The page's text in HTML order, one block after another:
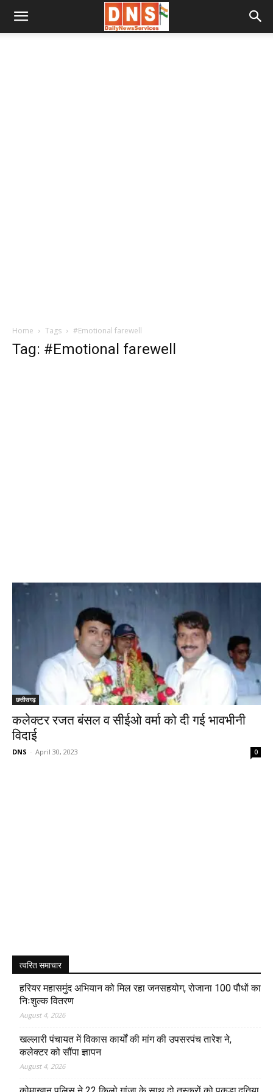
Home Tags #Emotional farewell
Tag: #Emotional farewell
छत्तीसगढ़
कलेक्टर रजत बंसल व सीईओ वर्मा को दी गई भावभीनी
विदाई
DNS - April 30, 2023 0
त्वरित समाचार
हरियर महासमुंद अभियान को मिल रहा जनसहयोग, रोजाना 100 पौधों का
निःशुल्क वितरण
August 4, 2026
खल्लारी पंचायत में विकास कार्यों की मांग की उपसरपंच तारेश ने,
कलेक्टर को सौंपा ज्ञापन
August 4, 2026